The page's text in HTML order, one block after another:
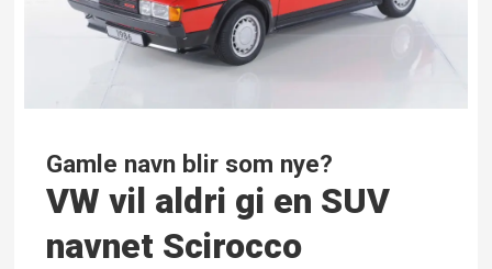
Gamle navn blir som nye?
VW vil aldri gi en SUV
navnet Scirocco